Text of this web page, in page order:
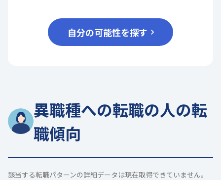
自分の可能性を探す
異職種への転職の人の転
職傾向
該当する転職パターンの詳細データは現在取得できていません。